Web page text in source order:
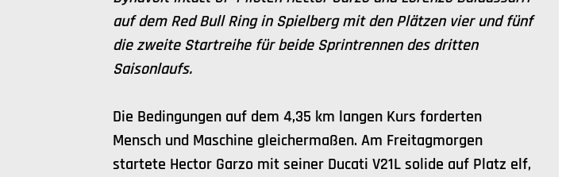
auf dem Red Bull Ring in Spielberg mit den Plätzen vier und fünf
die zweite Startreihe für beide Sprintrennen des dritten
Saisonlaufs.
Die Bedingungen auf dem 4,35 km langen Kurs forderten
Mensch und Maschine gleichermaßen. Am Freitagmorgen
startete Hector Garzo mit seiner Ducati V21L solide auf Platz elf,